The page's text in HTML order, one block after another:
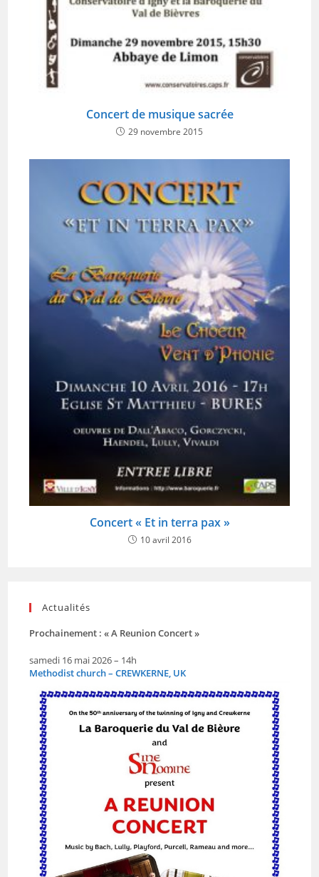
Concert de musique sacrée
29 novembre 2015
Concert « Et in terra pax »
10 avril 2016
Actualités
Prochainement : « A Reunion Concert »
samedi 16 mai 2026 – 14h
Methodist church – CREWKERNE, UK